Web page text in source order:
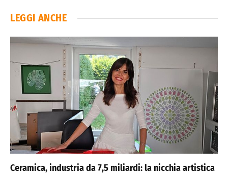
LEGGI ANCHE
Ceramica, industria da 7,5 miliardi: la nicchia artistica